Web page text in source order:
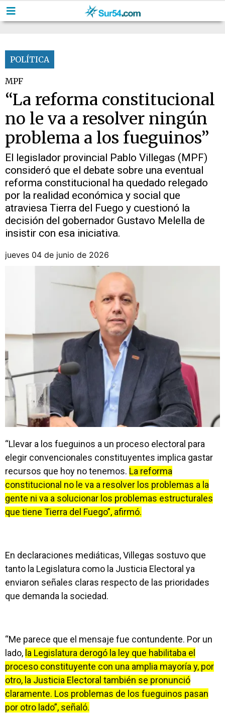
POLÍTICA
MPF
“La reforma constitucional
no le va a resolver ningún
problema a los fueguinos”
El legislador provincial Pablo Villegas (MPF)
consideró que el debate sobre una eventual
reforma constitucional ha quedado relegado
por la realidad económica y social que
atraviesa Tierra del Fuego y cuestionó la
decisión del gobernador Gustavo Melella de
insistir con esa iniciativa.
jueves 04 de junio de 2026
“Llevar a los fueguinos a un proceso electoral para
elegir convencionales constituyentes implica gastar
recursos que hoy no tenemos. La reforma
constitucional no le va a resolver los problemas a la
gente ni va a solucionar los problemas estructurales
que tiene Tierra del Fuego”, afirmó.
En declaraciones mediáticas, Villegas sostuvo que
tanto la Legislatura como la Justicia Electoral ya
enviaron señales claras respecto de las prioridades
que demanda la sociedad.
“Me parece que el mensaje fue contundente. Por un
lado, la Legislatura derogó la ley que habilitaba el
proceso constituyente con una amplia mayoría y, por
otro, la Justicia Electoral también se pronunció
claramente. Los problemas de los fueguinos pasan
por otro lado”, señaló.